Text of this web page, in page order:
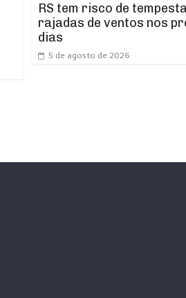
RS tem risco de
rajadas de ventos nos
dias
5 de agosto de 2026